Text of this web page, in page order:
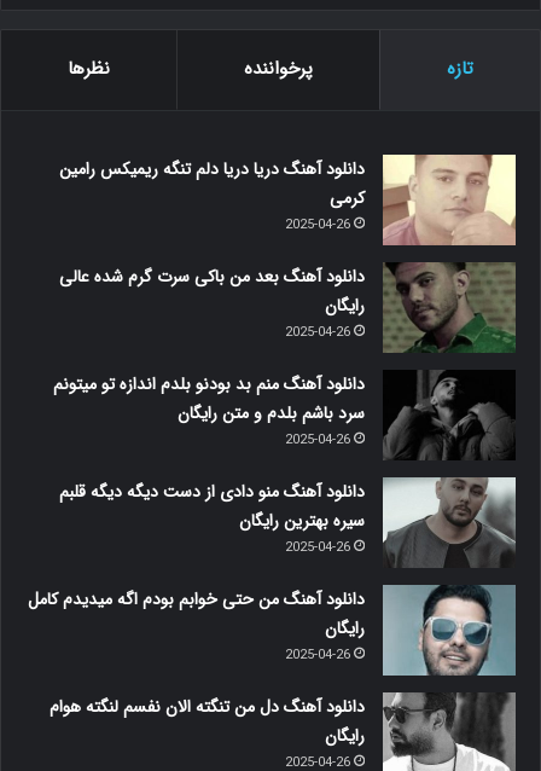
تازه پرخواننده نظرها
دانلود آهنگ دریا دریا دلم تنگه ریمیکس رامین
کرمی
2025-04-26
دانلود آهنگ بعد من باکی سرت گرم شده عالی
رایگان
2025-04-26
دانلود آهنگ منم بد بودنو بلدم اندازه تو میتونم
سرد باشم بلدم و متن رایگان
2025-04-26
دانلود آهنگ منو دادی از دست دیگه دیگه قلبم
سیره بهترین رایگان
2025-04-26
دانلود آهنگ من حتی خوابم بودم اگه میدیدم کامل
رایگان
2025-04-26
دانلود آهنگ دل من تنگته الان نفسم لنگته هوام
رایگان
2025-04-26